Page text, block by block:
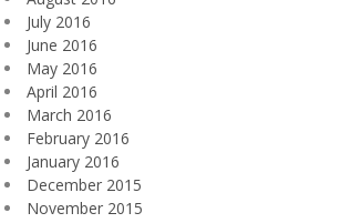
July 2016
June 2016
May 2016
April 2016
March 2016
February 2016
January 2016
December 2015
November 2015